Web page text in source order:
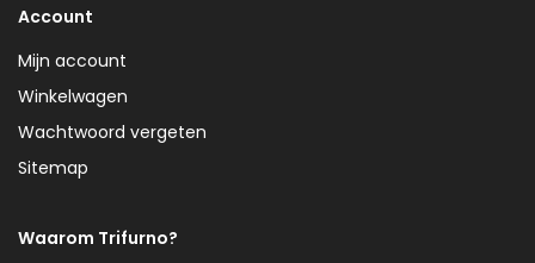
Account
Mijn account
Winkelwagen
Wachtwoord vergeten
Sitemap
Waarom Trifurno?